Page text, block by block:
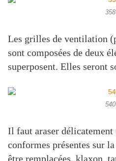
358
Les grilles de ventilation
sont composées de deux
superposent. Elles seront
540
Il faut araser délicatement
conformes présentes sur
être remplacées, klaxon,